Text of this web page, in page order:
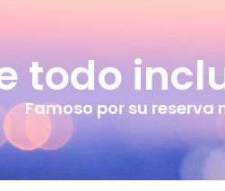
todo
Famoso por su reserva